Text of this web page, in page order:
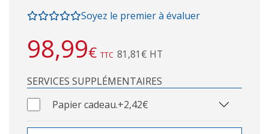
Soyez le premier à évaluer
98,99€ TTC 81,81€ HT
SERVICES SUPPLÉMENTAIRES
Papier cadeau.+2,42€